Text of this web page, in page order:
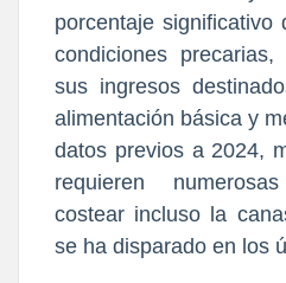
porcentaje significativo
condiciones
sus ingresos
alimentación básica y
datos previos a 2024,
requieren
costear incluso la
se ha disparado en los